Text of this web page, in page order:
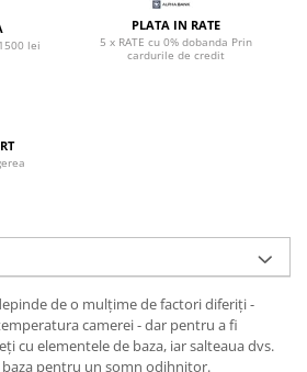
dormitor
lei
PLATA IN RATE
5 x RATE cu 0% dobanda Prin
cardurile de credit
de o mulțime de factori diferiți -
camerei - dar pentru a fi
cu elementele de baza, iar salteaua dvs.
pentru un somn odihnitor.